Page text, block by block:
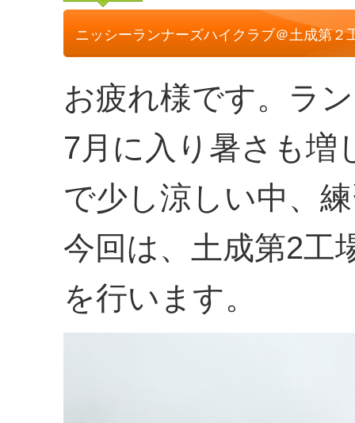
ニッシーランナーズハイクラブ＠土成第２
お疲れ様です。ラ
7月に入り暑さも増
で少し涼しい中、
今回は、土成第2工
を行います。